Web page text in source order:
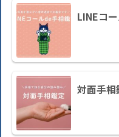
LINEコ
対面手